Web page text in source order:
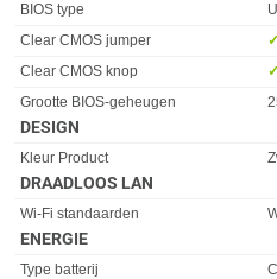
BIOS type
Clear CMOS jumper
✓︎
Clear CMOS knop
✓︎
Grootte BIOS-geheugen
DESIGN
Eigenschap Waarde
Kleur Product
DRAADLOOS LAN
Eigenschap Waarde
Wi-Fi standaarden
ENERGIE
Eigenschap
Type batterij